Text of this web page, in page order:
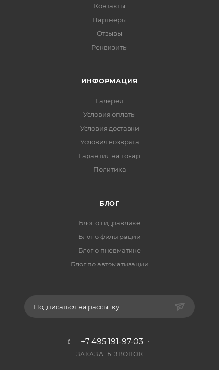
Контакты
Партнеры
Отзывы
Реквизиты
ИНФОРМАЦИЯ
Галерея
Условия оплаты
Условия доставки
Условия возврата
Гарантия на товар
Политика
БЛОГ
Блог о гидравлике
Блог о фильтрации
Блог о пневматике
Блог по автоматизации
Подписаться на рассылку
+7 495 191-97-03
ЗАКАЗАТЬ ЗВОНОК